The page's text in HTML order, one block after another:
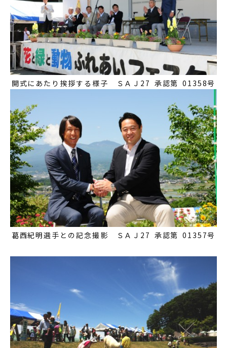
開式にあたり挨拶する様子 ＳＡＪ27 承認第 01358号
葛西紀明選手との記念撮影 ＳＡＪ27 承認第 01357号